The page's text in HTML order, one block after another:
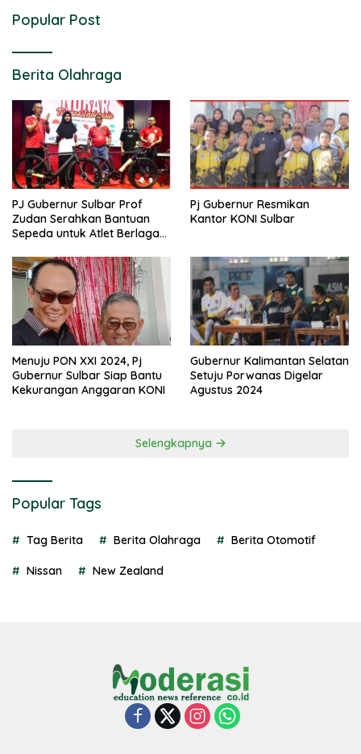
Popular Post
Berita Olahraga
PJ Gubernur Sulbar Prof
Zudan Serahkan Bantuan
Sepeda untuk Atlet Berlaga
Pj Gubernur Resmikan
Kantor KONI Sulbar
Menuju PON XXI 2024, Pj
Gubernur Sulbar Siap Bantu
Kekurangan Anggaran KONI
Gubernur Kalimantan Selatan
Setuju Porwanas Digelar
Agustus 2024
Selengkapnya
Popular Tags
Tag Berita Berita Olahraga Berita Otomotif
Nissan New Zealand